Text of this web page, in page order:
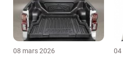
08 mars 2026 04